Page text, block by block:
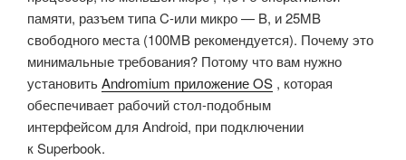
памяти, разъем типа C-или микро — B, и 25MB
свободного места (100MB рекомендуется). Почему это
минимальные требования? Потому что вам нужно
установитьAndromium приложение OS , которая
обеспечивает рабочий стол-подобным
интерфейсом для Android, при подключении
к Superbook.